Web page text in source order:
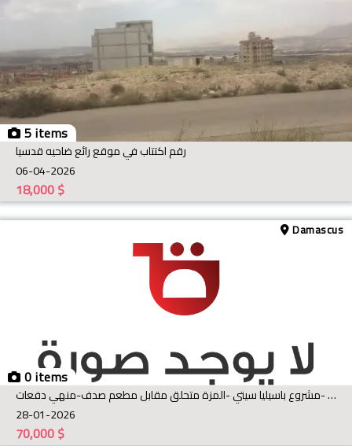
5 items
رقم اكتتاب في موقع رائع ضاحيه قدسيا
06-04-2026
$
18,000
0 items
Damascus
للبيع دفتر انشاءات -مشروع باسيليا سيتي -المزة متحلق مقابل مطعم صدف-منهي دفعات
28-01-2026
$
70,000